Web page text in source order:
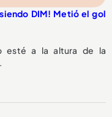
siendo DIM! Metió el gol
esté a la altura de la